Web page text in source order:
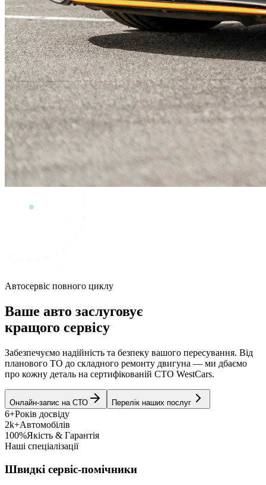
Автосервіс повного циклу
Ваше авто заслуговує
кращого сервісу
Забезпечуємо надійність та безпеку вашого пересування. Від
планового ТО до складного ремонту двигуна — ми дбаємо
про кожну деталь на сертифікованій СТО WestCars.
Онлайн-запис на СТО Перелік наших послуг
6+Років досвіду
2k+Автомобілів
100%Якість & Гарантія
Наші спеціалізації
Швидкі сервіс-помічники